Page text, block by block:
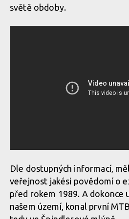
světě obdoby.
1992 závodilo takto.
Dle dostupných informací,
veřejnost jakési povědomí o
před rokem 1989. A dokonce
našem území, konal první